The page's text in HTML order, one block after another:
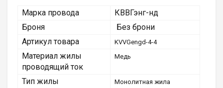
Марка провода
КВВГэнг-нд
Броня
Без брони
Артикул товара
KVVGengd-4-4
Материал жилы
проводящий ток
Медь
Тип жилы
Монолитная жила